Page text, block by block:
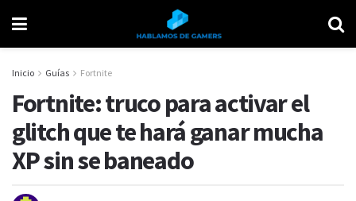
Inicio Guías Fortnite
Fortnite: truco para activar el
glitch que te hará ganar mucha
XP sin se baneado